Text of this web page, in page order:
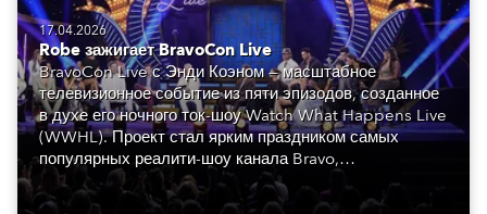
17.04.2026
Robe зажигает BravoCon Live
BravoCon Live с Энди Коэном — масштабное
телевизионное событие из пяти эпизодов, созданное
в духе его ночного ток-шоу Watch What Happens Live
(WWHL). Проект стал ярким праздником самых
популярных реалити-шоу канала Bravo,
объединившим знаменитостей, которые формируют
уникальную атмосферу.